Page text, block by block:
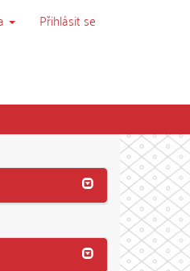
Přihlásit se